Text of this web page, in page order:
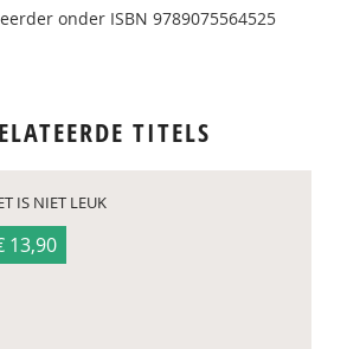
onder ISBN 9789075564525
TITELS
IS NIET LEUK
13,90